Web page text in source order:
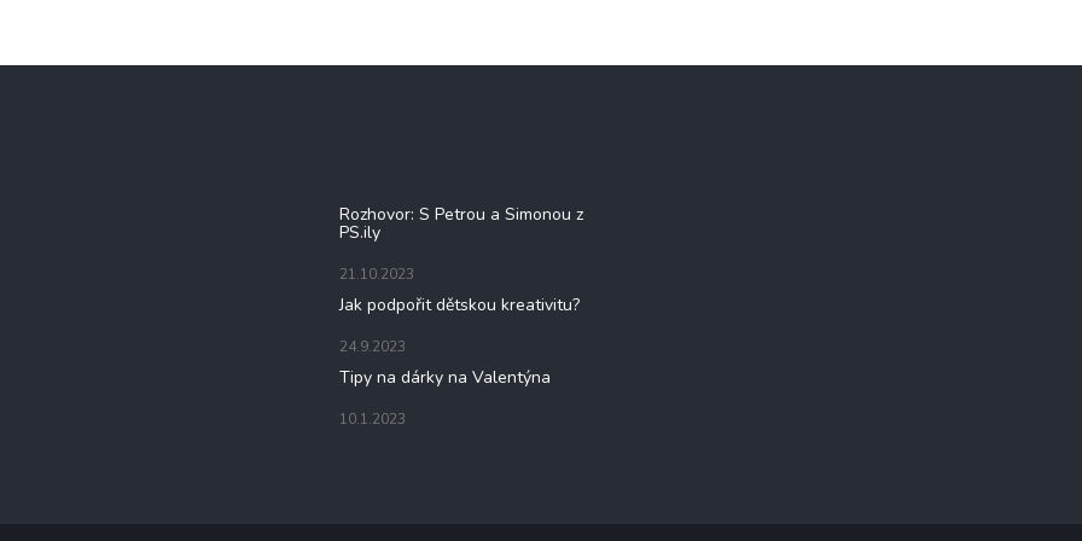
Rozhovor: S Petrou a Simonou z
PS.ily
21.10.2023
Jak podpořit dětskou kreativitu?
24.9.2023
Tipy na dárky na Valentýna
10.1.2023